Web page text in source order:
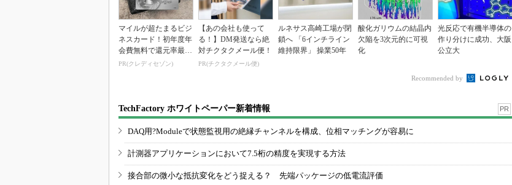
マイルが超たまるビジ
ネスカード！初年度年
会費無料で還元率最大
1.125%
PR(クレディセゾン)
【あの会社も使って
る！】DM発送なら絶
対チクタクメール便！
PR(チクタクメール便)
ルネサス高崎工場が閉
鎖へ 「6インチライン
維持限界」 操業50年
酸化ガリウムの結晶内
欠陥を3次元的に可視
化
光反応で有機半導体の
作り分けに成功、大阪
公立大
Recommended by
TechFactory ホワイトペーパー新着情報 PR
DAQ用?Moduleで状態監視用の絶縁チャンネルを構成、位相マッチングが容易に
計測器アプリケーションにおいて7.5桁の精度を実現する方法
接合部の微小な抵抗変化をどう捉える？ 先端パッケージの低電流評価